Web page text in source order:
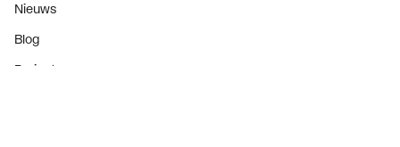
Nieuws
Blog
Projecten